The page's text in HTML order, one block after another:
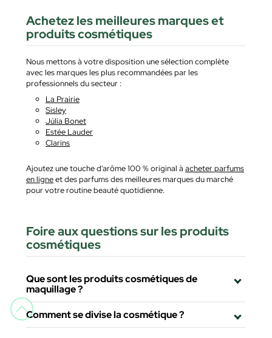
Achetez les meilleures marques et
produits cosmétiques
Nous mettons à votre disposition une sélection complète
avec les marques les plus recommandées par les
professionnels du secteur :
La Prairie
Sisley
Júlia Bonet
Estée Lauder
Clarins
Ajoutez une touche d'arôme 100 % original à acheter parfums
en ligneet des parfums des meilleures marques du marché
pour votre routine beauté quotidienne.
Foire aux questions sur les produits
cosmétiques
Que sont les produits cosmétiques de
maquillage ?
Comment se divise la cosmétique ?